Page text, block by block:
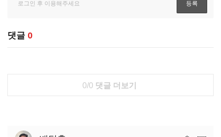
댓글 0
0/0 댓글 더보기